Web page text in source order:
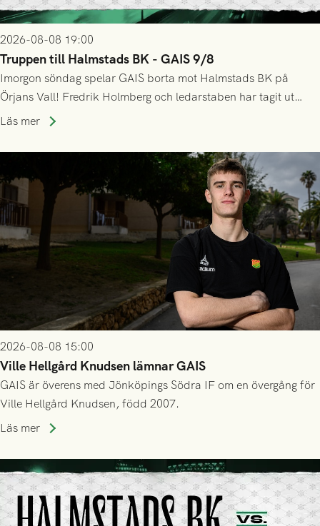
2026-08-08 19:00
Truppen till Halmstads BK - GAIS 9/8
Imorgon söndag spelar GAIS borta mot Halmstads BK på
Örjans Vall! Fredrik Holmberg och ledarstaben har tagit ut
följande trupp till matchen:
Läs mer
2026-08-08 15:00
Ville Hellgård Knudsen lämnar GAIS
GAIS är överens med Jönköpings Södra IF om en övergång för
Ville Hellgård Knudsen, född 2007.
Läs mer